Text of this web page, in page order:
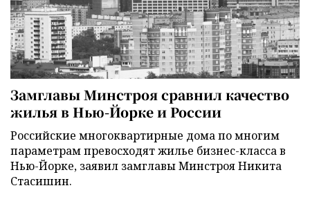
Замглавы Минстроя сравнил качество
жилья в Нью-Йорке и России
Российские многоквартирные дома по многим
параметрам превосходят жилье бизнес-класса в
Нью-Йорке, заявил замглавы Минстроя Никита
Стасишин.